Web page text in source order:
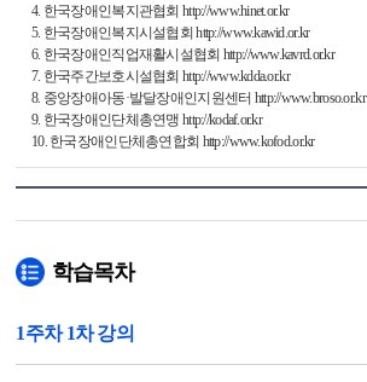
4. 한국장애인복지관협회 http://www.hinet.or.kr
5. 한국장애인복지시설협회 http://www.kawid.or.kr
6. 한국장애인직업재활시설협회 http://www.kavrd.or.kr
7. 한국주간보호시설협회 http://www.kdda.or.kr
8. 중앙장애아동·발달장애인지원센터 http://www.broso.or.kr
9. 한국장애인단체총연맹 http://kodaf.or.kr
10. 한국장애인단체총연합회 http://www.kofod.or.kr
학습목차
1주차 1차 강의